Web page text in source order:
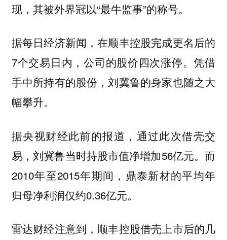
现，其被外界冠以“最牛监事”的称号。
据每日经济新闻，在顺丰控股完成更名后的
7个交易日内，公司的股价四次涨停。凭借
手中所持有的股份，刘冀鲁的身家也随之大
幅攀升。
据央视财经此前的报道，通过此次借壳交
易，刘冀鲁当时持股市值净增加56亿元。而
2010年至2015年期间，鼎泰新材的平均年
归母净利润仅约0.36亿元。
雷达财经注意到，顺丰控股借壳上市后的几